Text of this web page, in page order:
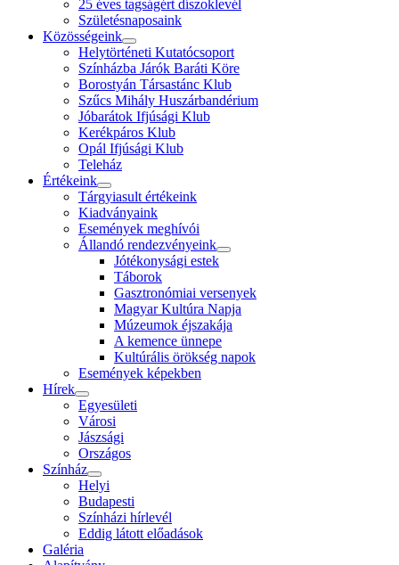
25 éves tagságért díszoklevél
Születésnaposaink
Közösségeink
Helytörténeti Kutatócsoport
Színházba Járók Baráti Köre
Borostyán Társastánc Klub
Szűcs Mihály Huszárbandérium
Jóbarátok Ifjúsági Klub
Kerékpáros Klub
Opál Ifjúsági Klub
Teleház
Értékeink
Tárgyiasult értékeink
Kiadványaink
Események meghívói
Állandó rendezvényeink
Jótékonysági estek
Táborok
Gasztronómiai versenyek
Magyar Kultúra Napja
Múzeumok éjszakája
A kemence ünnepe
Kultúrális örökség napok
Események képekben
Hírek
Egyesületi
Városi
Jászsági
Országos
Színház
Helyi
Budapesti
Színházi hírlevél
Eddig látott előadások
Galéria